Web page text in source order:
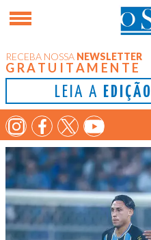
RECEBA NOSSA NEWSLETTER
GRATUITAMENTE
LEIA A EDIÇÃO